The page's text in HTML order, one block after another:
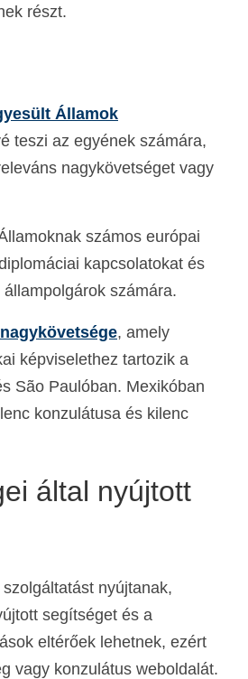
részt.
Államok
teszi az egyének számára,
nagykövetséget vagy
számos európai
kapcsolatokat és
számára.
, amely
képviselethez tartozik a
São Paulóban. Mexikóban
konzulátusa és kilenc
által nyújtott
nyújtanak,
segítséget és a
eltérőek lehetnek, ezért
vagy konzulátus weboldalát.